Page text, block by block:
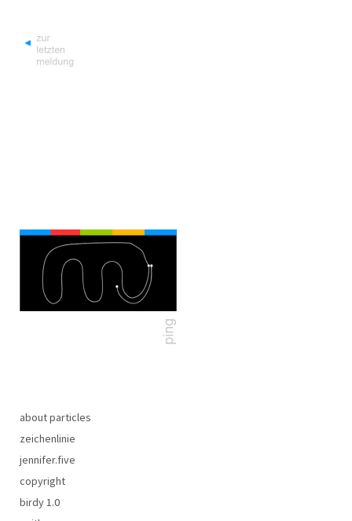
about particles
zeichenlinie
jennifer.five
copyright
birdy 1.0